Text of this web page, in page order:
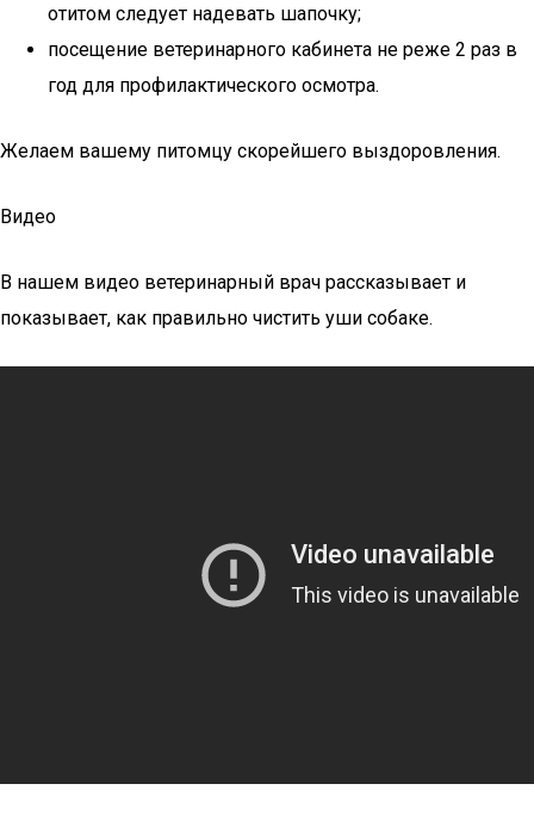
отитом следует надевать шапочку;
посещение ветеринарного кабинета не реже 2 раз в
год для профилактического осмотра.
Желаем вашему питомцу скорейшего выздоровления.
Видео
В нашем видео ветеринарный врач рассказывает и
показывает, как правильно чистить уши собаке.